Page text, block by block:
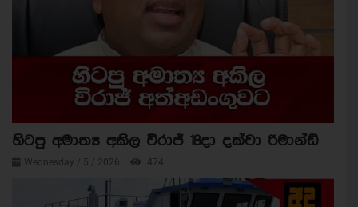
හිටපු අමාත්‍ය අකිල විරාජ් 18දා දක්වා රිමාන්ඩ්
Wednesday / 5 / 2026 474